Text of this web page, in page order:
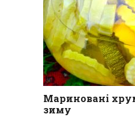
Мариновані
зиму